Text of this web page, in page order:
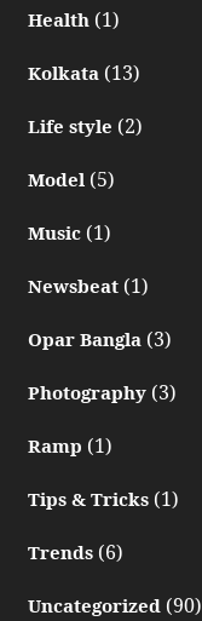
Health(1)
Kolkata(13)
Life style (2)
Model(5)
Music(1)
Newsbeat(1)
Opar Bangla(3)
Photography(3)
Ramp (1)
Tips & Tricks(1)
Trends(6)
Uncategorized(90)